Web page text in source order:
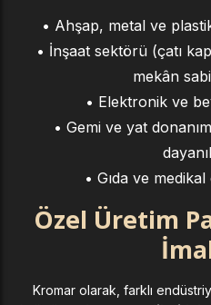
• Ahşap, metal ve
• İnşaat sektörü (çatı
mekân
• Elektronik ve
• Gemi ve yat
• Gıda ve
Özel Üretim
Kromar olarak, farklı